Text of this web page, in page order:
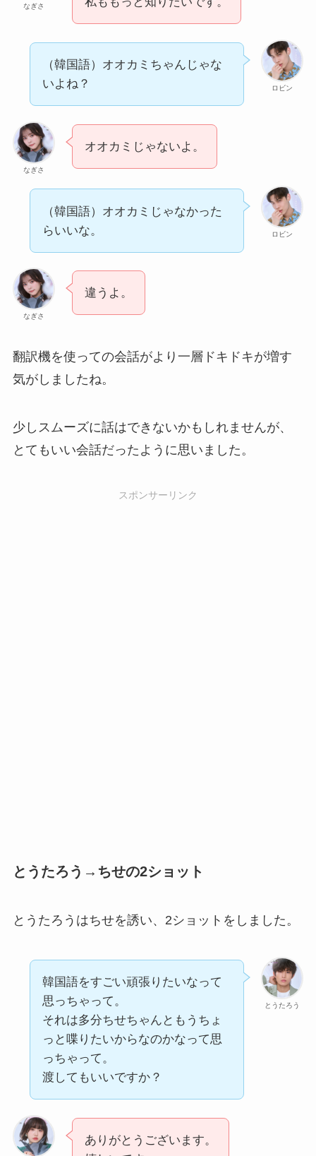
なぎさ
ロビン
（韓国語）オオカミちゃんじゃな
いよね？
なぎさ
オオカミじゃないよ。
ロビン
（韓国語）オオカミじゃなかった
らいいな。
なぎさ
違うよ。
翻訳機を使っての会話がより一層ドキドキが増す
気がしましたね。
少しスムーズに話はできないかもしれませんが、
とてもいい会話だったように思いました。
スポンサーリンク
とうたろう→ちせの2ショット
とうたろうはちせを誘い、2ショットをしました。
とうたろう
韓国語をすごい頑張りたいなって
思っちゃって。
それは多分ちせちゃんともうちょ
っと喋りたいからなのかなって思
っちゃって。
渡してもいいですか？
ありがとうございます。